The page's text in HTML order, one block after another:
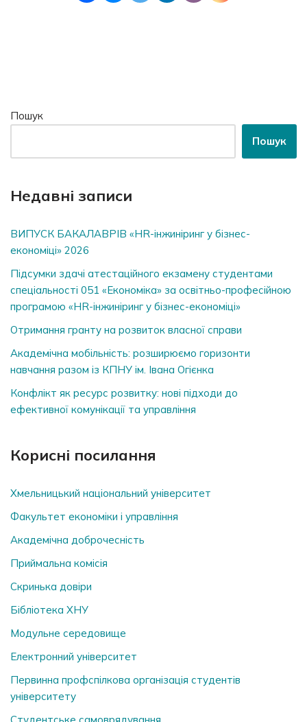
Пошук
Пошук
Недавні записи
ВИПУСК БАКАЛАВРІВ «HR-інжиніринг у бізнес-
економіці» 2026
Підсумки здачі атестаційного екзамену студентами
спеціальності 051 «Економіка» за освітньо-професійною
програмою «HR-інжиніринг у бізнес-економіці»
Отримання гранту на розвиток власної справи
Академічна мобільність: розширюємо горизонти
навчання разом із КПНУ ім. Івана Огієнка
Конфлікт як ресурс розвитку: нові підходи до
ефективної комунікації та управління
Корисні посилання
Хмельницький національний університет
Факультет економіки і управління
Академічна доброчесність
Приймальна комісія
Скринька довiри
Бібліотека ХНУ
Модульне середовище
Електронний університет
Первинна профспілкова організація студентів
університету